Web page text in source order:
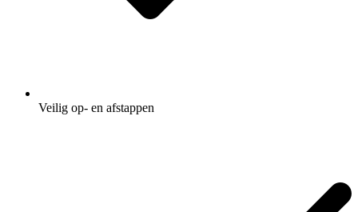
Veilig op- en afstappen